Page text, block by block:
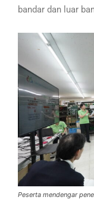
bandar dan luar
Peserta mendengar